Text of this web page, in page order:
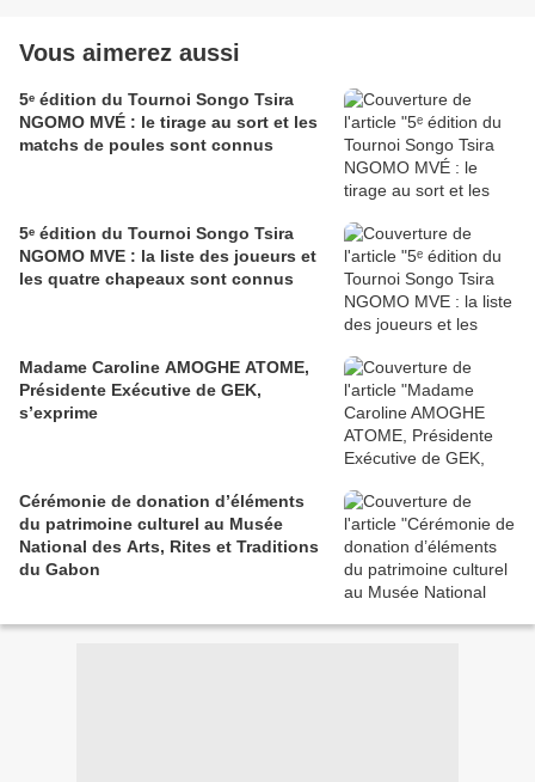
Vous aimerez aussi
5ᵉ édition du Tournoi Songo Tsira
NGOMO MVÉ : le tirage au sort et les
matchs de poules sont connus
5ᵉ édition du Tournoi Songo Tsira
NGOMO MVE : la liste des joueurs et
les quatre chapeaux sont connus
Madame Caroline AMOGHE ATOME,
Présidente Exécutive de GEK,
s’exprime
Cérémonie de donation d’éléments
du patrimoine culturel au Musée
National des Arts, Rites et Traditions
du Gabon